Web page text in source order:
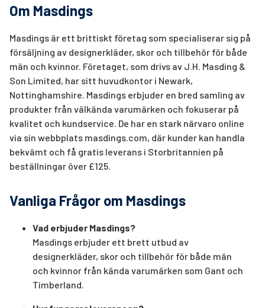
Om Masdings
Masdings är ett brittiskt företag som specialiserar sig på
försäljning av designerkläder, skor och tillbehör för både
män och kvinnor. Företaget, som drivs av J.H. Masding &
Son Limited, har sitt huvudkontor i Newark,
Nottinghamshire. Masdings erbjuder en bred samling av
produkter från välkända varumärken och fokuserar på
kvalitet och kundservice. De har en stark närvaro online
via sin webbplats masdings.com, där kunder kan handla
bekvämt och få gratis leverans i Storbritannien på
beställningar över £125.
Vanliga Frågor om Masdings
Vad erbjuder Masdings?
Masdings erbjuder ett brett utbud av
designerkläder, skor och tillbehör för både män
och kvinnor från kända varumärken som Gant och
Timberland.